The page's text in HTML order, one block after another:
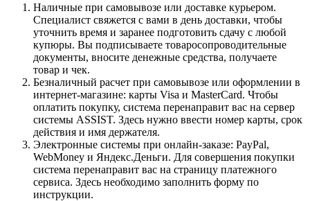
Наличные при самовывозе или доставке курьером.
Специалист свяжется с вами в день доставки, чтобы
уточнить время и заранее подготовить сдачу с любой
купюры. Вы подписываете товаросопроводительные
документы, вносите денежные средства, получаете
товар и чек.
Безналичный расчет при самовывозе или оформлении в
интернет-магазине: карты Visa и MasterCard. Чтобы
оплатить покупку, система перенаправит вас на сервер
системы ASSIST. Здесь нужно ввести номер карты, срок
действия и имя держателя.
Электронные системы при онлайн-заказе: PayPal,
WebMoney и Яндекс.Деньги. Для совершения покупки
система перенаправит вас на страницу платежного
сервиса. Здесь необходимо заполнить форму по
инструкции.